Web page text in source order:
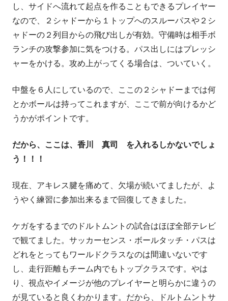
し、サイドへ流れて起点を作ることもできるプレイヤー
なので、２シャドーから１トップへのスルーパスや２シ
ャドーの２列目からの飛び出しが有効。守備時は相手ボ
ランチの攻撃参加に気をつける。パス出しにはプレッシ
ャーをかける。攻め上がってくる場合は、ついていく。
中盤を６人にしているので、ここの２シャドーまでは何
とかボールは持ってこれますが、ここで前が向けるかど
うかがポイントです。
だから、ここは、香川 真司 を入れるしかないでしょ
う！！！
現在、アキレス腱を痛めて、欠場が続いてましたが、よ
うやく練習に参加出来るまで回復してきました。
ケガをするまでのドルトムントの試合はほぼ全部テレビ
で観てました。サッカーセンス・ボールタッチ・パスは
どれをとってもワールドクラスなのは間違いないです
し、走行距離もチーム内でもトップクラスです。やは
り、視点やイメージが他のプレイヤーと明らかに違うの
が見ていると良くわかります。だから、ドルトムントサ